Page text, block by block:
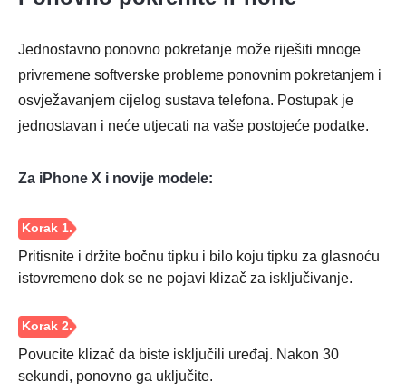
Jednostavno ponovno pokretanje može riješiti mnoge
privremene softverske probleme ponovnim pokretanjem i
osvježavanjem cijelog sustava telefona. Postupak je
jednostavan i neće utjecati na vaše postojeće podatke.
Za iPhone X i novije modele:
Pritisnite i držite bočnu tipku i bilo koju tipku za glasnoću
istovremeno dok se ne pojavi klizač za isključivanje.
Povucite klizač da biste isključili uređaj. Nakon 30
sekundi, ponovno ga uključite.